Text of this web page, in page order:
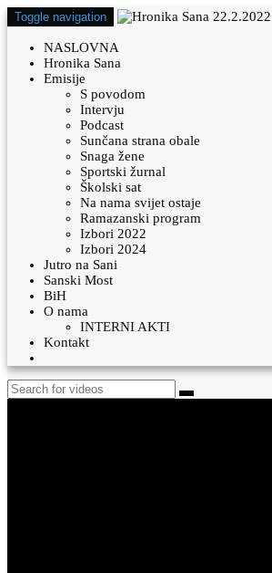
Toggle navigation
NASLOVNA
Hronika Sana
Emisije
S povodom
Intervju
Podcast
Sunčana strana obale
Snaga žene
Sportski žurnal
Školski sat
Na nama svijet ostaje
Ramazanski program
Izbori 2022
Izbori 2024
Jutro na Sani
Sanski Most
BiH
O nama
INTERNI AKTI
Kontakt